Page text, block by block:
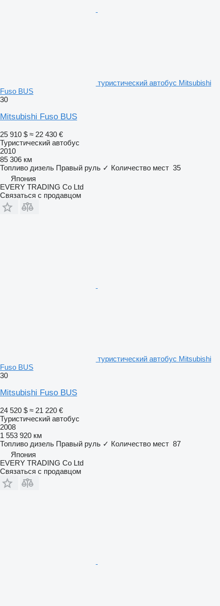
туристический автобус Mitsubishi
Fuso BUS
30
Mitsubishi Fuso BUS
25 910 $ ≈ 22 430 €
Туристический автобус
2010
85 306 км
Топливо дизель Правый руль ✓ Количество мест 35
Япония
EVERY TRADING Co Ltd
Связаться с продавцом
туристический автобус Mitsubishi
Fuso BUS
30
Mitsubishi Fuso BUS
24 520 $ ≈ 21 220 €
Туристический автобус
2008
1 553 920 км
Топливо дизель Правый руль ✓ Количество мест 87
Япония
EVERY TRADING Co Ltd
Связаться с продавцом